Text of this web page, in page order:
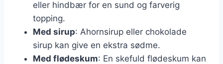
eller hindbær for en sund og farverig
topping.
Med sirup: Ahornsirup eller chokolade
sirup kan give en ekstra sødme.
Med flødeskum: En skefuld flødeskum kan